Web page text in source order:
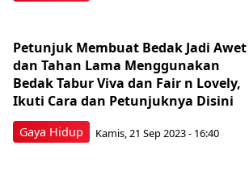
Gaya Hidup
Petunjuk Membuat Bedak Jadi Awet
dan Tahan Lama Menggunakan
Bedak Tabur Viva dan Fair n Lovely,
Ikuti Cara dan Petunjuknya Disini
Kamis, 21 Sep 2023 - 16:40